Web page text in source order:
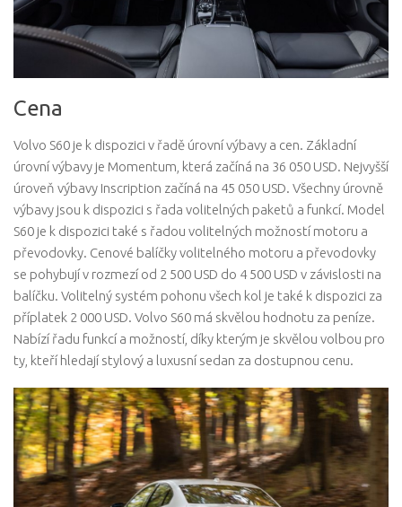
Cena
Volvo S60 je k dispozici v řadě úrovní výbavy a cen. Základní
úrovní výbavy je Momentum, která začíná na 36 050 USD. Nejvyšší
úroveň výbavy Inscription začíná na 45 050 USD. Všechny úrovně
výbavy jsou k dispozici s řada volitelných paketů a funkcí. Model
S60 je k dispozici také s řadou volitelných možností motoru a
převodovky. Cenové balíčky volitelného motoru a převodovky
se pohybují v rozmezí od 2 500 USD do 4 500 USD v závislosti na
balíčku. Volitelný systém pohonu všech kol je také k dispozici za
příplatek 2 000 USD. Volvo S60 má skvělou hodnotu za peníze.
Nabízí řadu funkcí a možností, díky kterým je skvělou volbou pro
ty, kteří hledají stylový a luxusní sedan za dostupnou cenu.